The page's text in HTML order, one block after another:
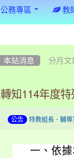
公務專區 教
本站消息 分月文
轉知114年度
公告 特教組長 - 輔導
一、 依